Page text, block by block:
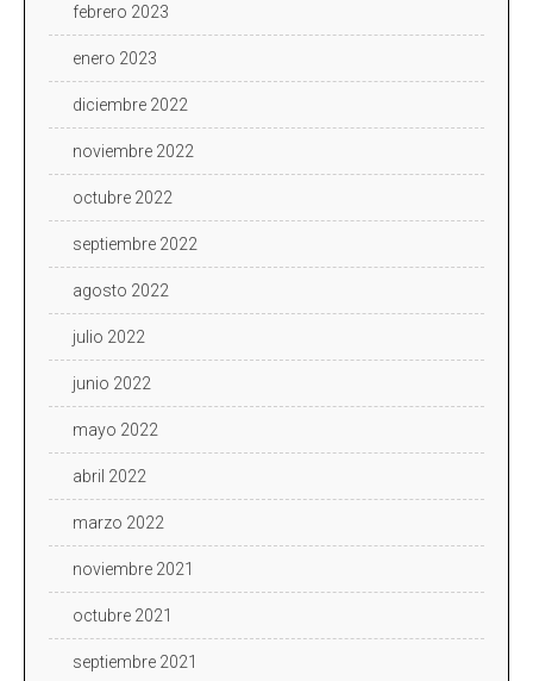
febrero 2023
enero 2023
diciembre 2022
noviembre 2022
octubre 2022
septiembre 2022
agosto 2022
julio 2022
junio 2022
mayo 2022
abril 2022
marzo 2022
noviembre 2021
octubre 2021
septiembre 2021